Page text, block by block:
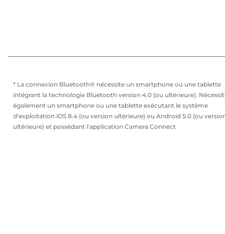
* La connexion Bluetooth® nécessite un smartphone ou une tablette
intégrant la technologie Bluetooth version 4.0 (ou ultérieure).
également un smartphone ou une tablette exécutant le système
d'exploitation iOS 8.4 (ou version ultérieure) ou Android 5.0 (ou
ultérieure) et possédant l'application Camera Connect